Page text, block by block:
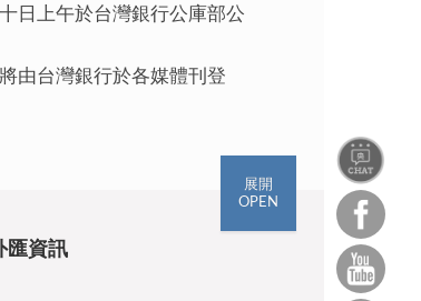
日上午於台灣銀行公庫部公
由台灣銀行於各媒體刊登
展開
OPEN
匯資訊